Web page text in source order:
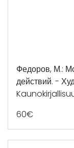
Федоров, М.:
действий. -
60€